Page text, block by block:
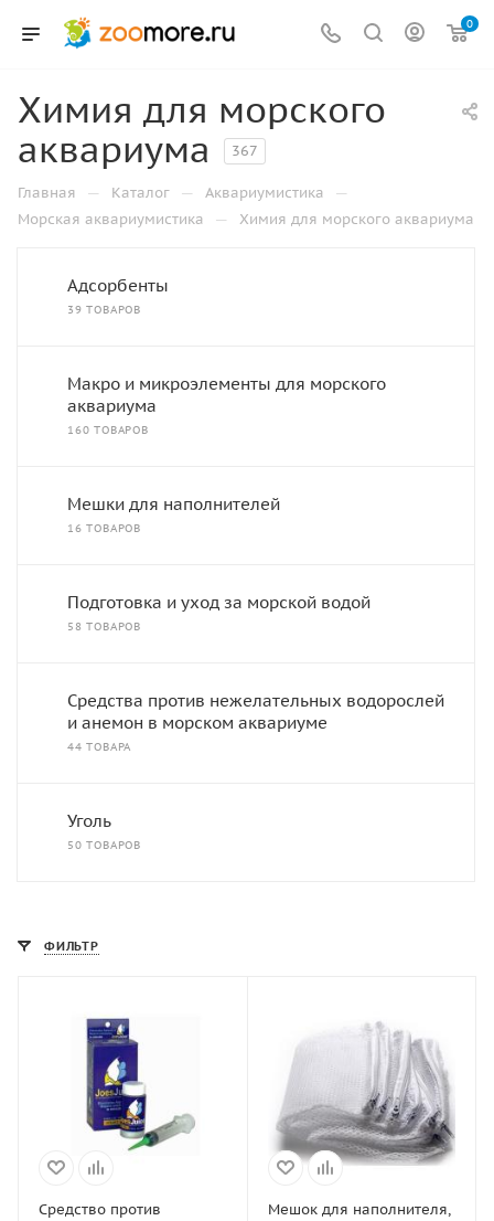
0
Химия для морского
аквариума
367
Главная — Каталог — Аквариумистика —
Морская аквариумистика — Химия для морского аквариума
Адсорбенты
39 ТОВАРОВ
Макро и микроэлементы для морского
аквариума
160 ТОВАРОВ
Мешки для наполнителей
16 ТОВАРОВ
Подготовка и уход за морской водой
58 ТОВАРОВ
Средства против нежелательных водорослей
и анемон в морском аквариуме
44 ТОВАРА
Уголь
50 ТОВАРОВ
ФИЛЬТР
Средство против
Мешок для наполнителя,